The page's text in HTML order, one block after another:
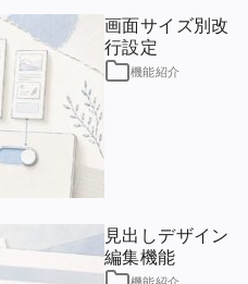
画面サイズ別改
行設定
機能紹介
見出しデザイン
編集機能